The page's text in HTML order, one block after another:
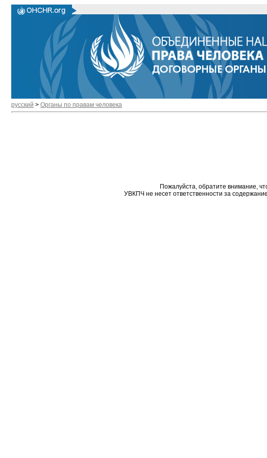
русский > Органы по правам человека
Пожалуйста, обратите внимание,
УВКПЧ не несет ответственности за